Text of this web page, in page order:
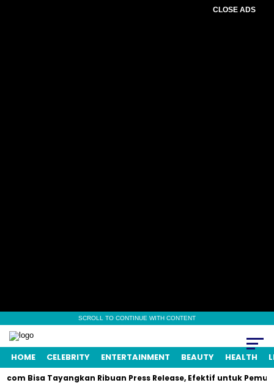
CLOSE ADS
SCROLL TO CONTINUE WITH CONTENT
HOME CELEBRITY ENTERTAINMENT BEAUTY HEALTH
Tayangkan Ribuan Press Release, Efektif untuk Pemulihkan